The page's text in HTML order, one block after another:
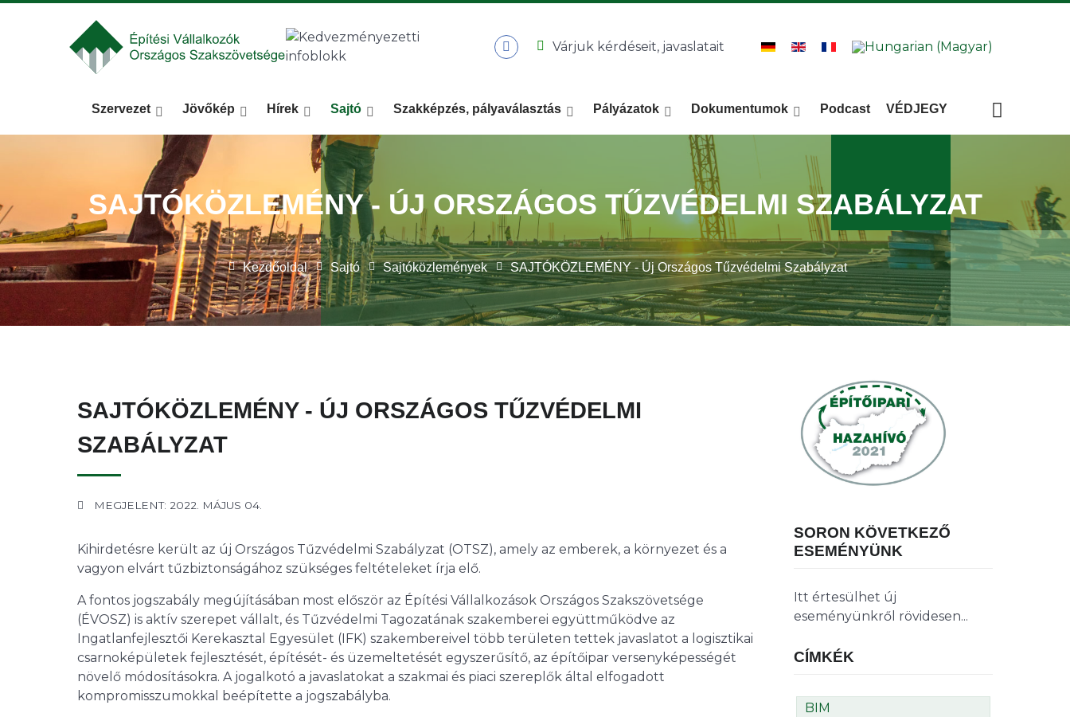
Várjuk kérdéseit, javaslatait
Szervezet Jövőkép Hírek Sajtó Szakképzés, pályaválasztás Pályázatok Dokumentumok Podcast VÉDJEGY
Keresés
Kezdőoldal Sajtó Sajtóközlemények SAJTÓKÖZLEMÉNY - Új Országos Tűzvédelmi Szabályzat
SAJTÓKÖZLEMÉNY - ÚJ ORSZÁGOS TŰZVÉDELMI SZABÁLYZAT
SAJTÓKÖZLEMÉNY - ÚJ ORSZÁGOS TŰZVÉDELMI
SZABÁLYZAT
MEGJELENT: 2022. MÁJUS 04.
Kihirdetésre került az új Országos Tűzvédelmi Szabályzat (OTSZ), amely az emberek, a környezet és a
vagyon elvárt tűzbiztonságához szükséges feltételeket írja elő.
A fontos jogszabály megújításában most először az Építési Vállalkozások Országos Szakszövetsége
(ÉVOSZ) is aktív szerepet vállalt, és Tűzvédelmi Tagozatának szakemberei együttműködve az
Ingatlanfejlesztői Kerekasztal Egyesület (IFK) szakembereivel több területen tettek javaslatot a logisztikai
csarnoképületek fejlesztését, építését- és üzemeltetését egyszerűsítő, az építőipar versenyképességét
növelő módosításokra. A jogalkotó a javaslatokat a szakmai és piaci szereplők által elfogadott
kompromisszumokkal beépítette a jogszabályba.
SORON KÖVETKEZŐ
ESEMÉNYÜNK
Itt értesülhet új
eseményünkről rövidesen...
CÍMKÉK
BIM